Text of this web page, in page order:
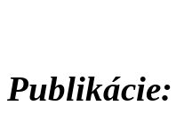
Publikácie: